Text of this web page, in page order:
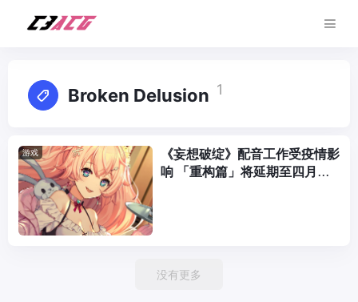
Broken Delusion 1
游戏
《妄想破绽》配音工作受疫情影
响 「重构篇」将延期至四月发
没有更多